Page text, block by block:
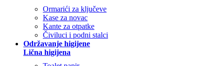
Ormarići za ključeve
Kase za novac
Kante za otpatke
Čiviluci i podni stalci
Održavanje higijene
Lična higijena